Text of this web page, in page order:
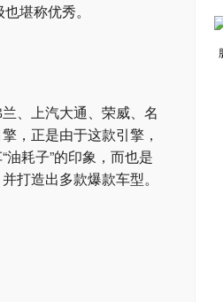
堪称优秀。
、上汽大通、荣威、名
，正是由于这款引擎，
耗子”的印象，而也是
打造出多款爆款车型。